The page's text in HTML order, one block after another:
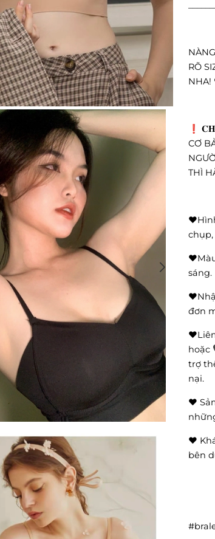
RÕ
❗️
CƠ
THÌ
sáng.
đơn
❤️Liên
hoặc
trợ
nại.
❤️
❤️
bên